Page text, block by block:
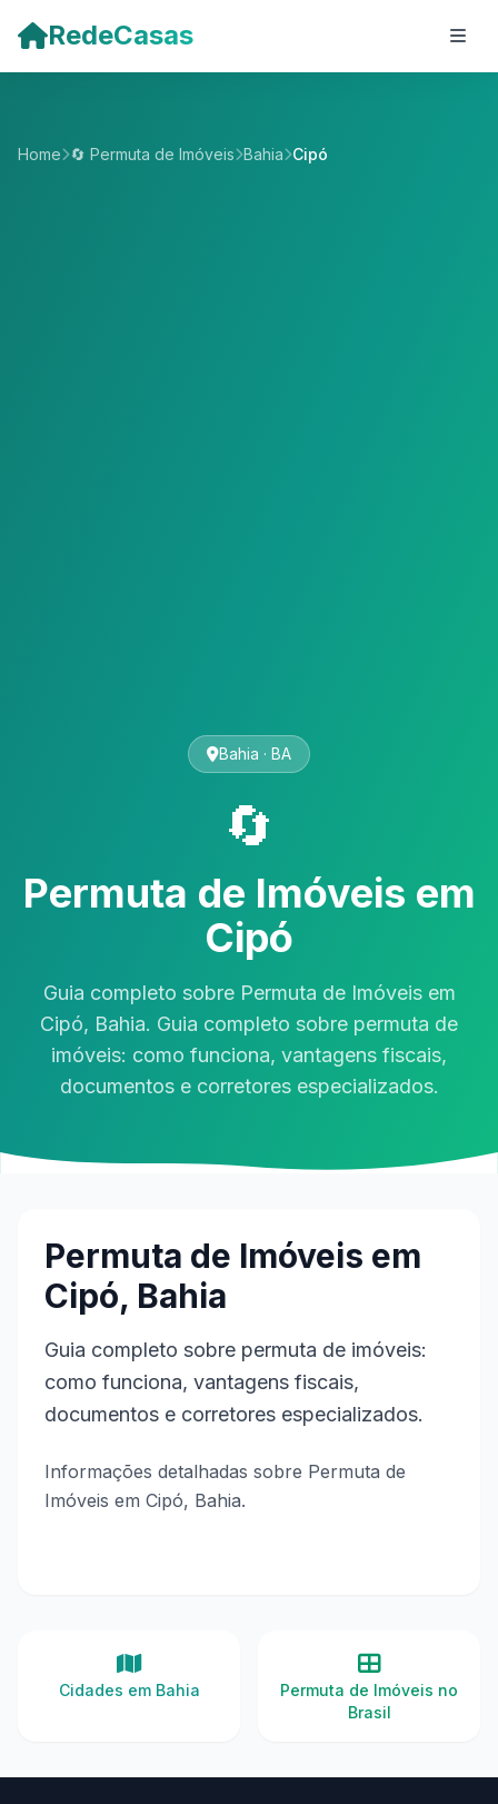
RedeCasas
Home 🔄 Permuta de Imóveis Bahia Cipó
Bahia · BA
🔄
Permuta de Imóveis em
Cipó
Guia completo sobre Permuta de Imóveis em
Cipó, Bahia. Guia completo sobre permuta de
imóveis: como funciona, vantagens fiscais,
documentos e corretores especializados.
Permuta de Imóveis em
Cipó, Bahia
Guia completo sobre permuta de imóveis:
como funciona, vantagens fiscais,
documentos e corretores especializados.
Informações detalhadas sobre Permuta de
Imóveis em Cipó, Bahia.
Cidades em Bahia
Permuta de Imóveis no
Brasil